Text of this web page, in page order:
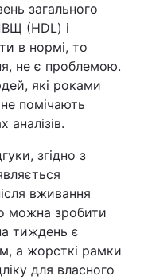
загального
(HDL) і
в нормі, то
не є проблемою.
які роками
помічають
згідно з
вживання
можна зробити
тиждень є
а жорсткі рамки
для власного